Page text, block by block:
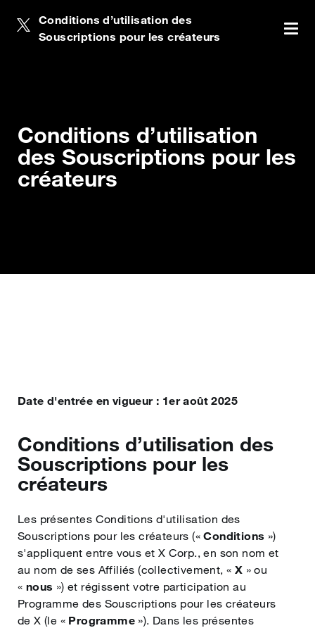
Conditions d’utilisation des Souscriptions
pour les créateurs
Conditions d’utilisation des
Souscriptions pour les créateurs
Souscriptions pour les créateurs
Télécharger les Conditions
Conditions d’utilisation
des Souscriptions pour les
créateurs
Date d'entrée en vigueur : 1er août 2025
Conditions d’utilisation des
Souscriptions pour les
créateurs
Les présentes Conditions d'utilisation des
Souscriptions pour les créateurs («Conditions »)
s'appliquent entre vous et X Corp., en son nom et
au nom de ses Affiliés (collectivement, « X » ou
« nous ») et régissent votre participation au
Programme des Souscriptions pour les créateurs
de X (le « Programme »). Dans les présentes
Italiano
Deutsch
Français
‎Português
Русский
Bahasa Indonesia
Türkçe